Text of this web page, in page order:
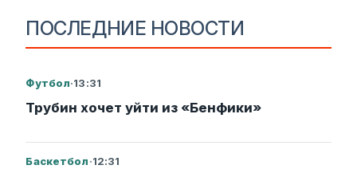
ПОСЛЕДНИЕ НОВОСТИ
Футбол·13:31
Трубин хочет уйти из «Бенфики»
Баскетбол·12:31